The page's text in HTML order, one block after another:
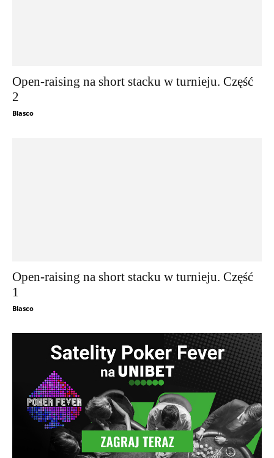
Open-raising na short stacku w turnieju. Część
2
Blasco
Open-raising na short stacku w turnieju. Część
1
Blasco